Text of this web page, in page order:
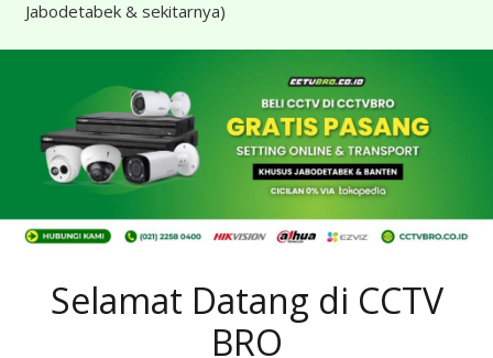
Jabodetabek & sekitarnya)
Selamat Datang di CCTV
BRO